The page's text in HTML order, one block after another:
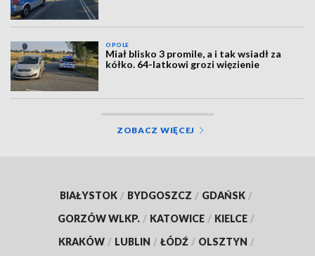
OPOLE
Miał blisko 3 promile, a i tak wsiadł za
kółko. 64-latkowi grozi więzienie
ZOBACZ WIĘCEJ
BIAŁYSTOK / BYDGOSZCZ / GDAŃSK /
GORZÓW WLKP. / KATOWICE / KIELCE /
KRAKÓW / LUBLIN / ŁÓDŹ / OLSZTYN /